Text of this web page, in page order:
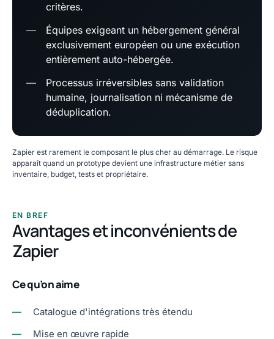
critères.
—
Équipes exigeant un hébergement général
exclusivement européen ou une exécution
entièrement auto-hébergée.
—
Processus irréversibles sans validation
humaine, journalisation ni mécanisme de
déduplication.
Zapier est rarement le composant le plus cher au démarrage. Le risque
apparaît quand un prototype devient une infrastructure métier sans
inventaire, budget, tests et propriétaire.
EN BREF
Avantages et inconvénients de
Zapier
Ce qu’on aime
—
Catalogue d'intégrations très étendu
—
Mise en œuvre rapide